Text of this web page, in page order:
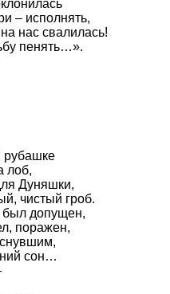
– исполнять,
нас свалилась!
пенять…».
рубашке
лоб,
Дуняшки,
чистый гроб.
был допущен,
поражен,
сон…